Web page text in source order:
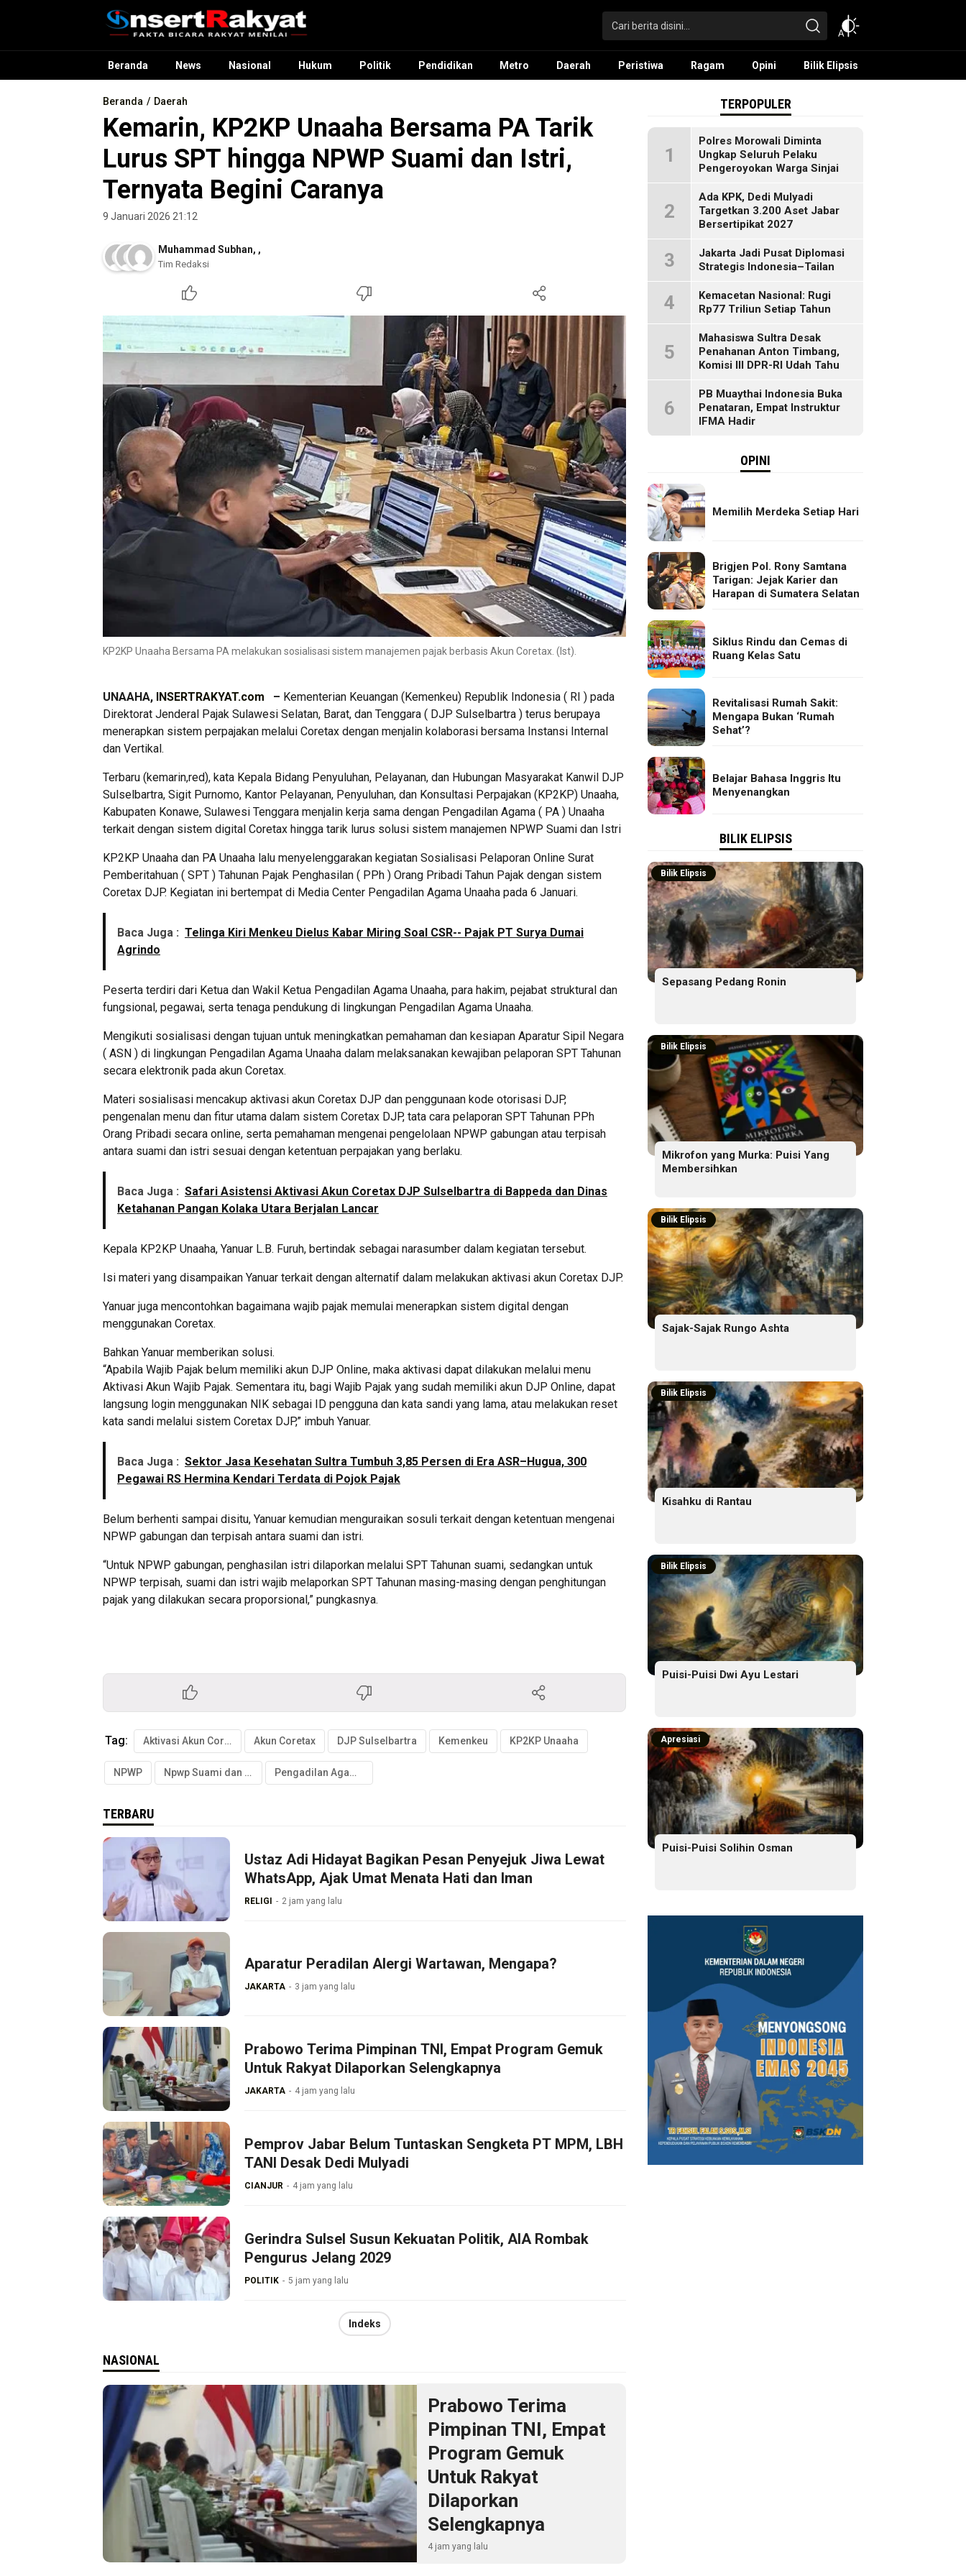
InsertRakyat.com
Fakta Bicara Rakyat Menilai
Beranda News Nasional Hukum Politik Pendidikan Metro Daerah Peristiwa Ragam Opini Bilik Elipsis
Beranda Daerah
Kemarin, KP2KP Unaaha Bersama PA Tarik
Lurus SPT hingga NPWP Suami dan Istri,
Ternyata Begini Caranya
9 Januari 2026 21:12
Muhammad Subhan, ,
Tim Redaksi
KP2KP Unaaha Bersama PA melakukan sosialisasi sistem manajemen pajak berbasis Akun Coretax. (Ist).
UNAAHA, INSERTRAKYAT.com – Kementerian Keuangan (Kemenkeu) Republik Indonesia ( RI ) pada
Direktorat Jenderal Pajak Sulawesi Selatan, Barat, dan Tenggara ( DJP Sulselbartra ) terus berupaya
menerapkan sistem perpajakan melalui Coretax dengan menjalin kolaborasi bersama Instansi Internal
dan Vertikal.
Terbaru (kemarin,red), kata Kepala Bidang Penyuluhan, Pelayanan, dan Hubungan Masyarakat Kanwil DJP
Sulselbartra, Sigit Purnomo, Kantor Pelayanan, Penyuluhan, dan Konsultasi Perpajakan (KP2KP) Unaaha,
Kabupaten Konawe, Sulawesi Tenggara menjalin kerja sama dengan Pengadilan Agama ( PA ) Unaaha
terkait dengan sistem digital Coretax hingga tarik lurus solusi sistem manajemen NPWP Suami dan Istri
KP2KP Unaaha dan PA Unaaha lalu menyelenggarakan kegiatan Sosialisasi Pelaporan Online Surat
Pemberitahuan ( SPT ) Tahunan Pajak Penghasilan ( PPh ) Orang Pribadi Tahun Pajak dengan sistem
Coretax DJP. Kegiatan ini bertempat di Media Center Pengadilan Agama Unaaha pada 6 Januari.
Baca Juga : Telinga Kiri Menkeu Dielus Kabar Miring Soal CSR-- Pajak PT Surya Dumai
Agrindo
Peserta terdiri dari Ketua dan Wakil Ketua Pengadilan Agama Unaaha, para hakim, pejabat struktural dan
fungsional, pegawai, serta tenaga pendukung di lingkungan Pengadilan Agama Unaaha.
Mengikuti sosialisasi dengan tujuan untuk meningkatkan pemahaman dan kesiapan Aparatur Sipil Negara
( ASN ) di lingkungan Pengadilan Agama Unaaha dalam melaksanakan kewajiban pelaporan SPT Tahunan
secara elektronik pada akun Coretax.
Materi sosialisasi mencakup aktivasi akun Coretax DJP dan penggunaan kode otorisasi DJP,
pengenalan menu dan fitur utama dalam sistem Coretax DJP, tata cara pelaporan SPT Tahunan PPh
Orang Pribadi secara online, serta pemahaman mengenai pengelolaan NPWP gabungan atau terpisah
antara suami dan istri sesuai dengan ketentuan perpajakan yang berlaku.
Baca Juga : Safari Asistensi Aktivasi Akun Coretax DJP Sulselbartra di Bappeda dan Dinas
Ketahanan Pangan Kolaka Utara Berjalan Lancar
Kepala KP2KP Unaaha, Yanuar L.B. Furuh, bertindak sebagai narasumber dalam kegiatan tersebut.
Isi materi yang disampaikan Yanuar terkait dengan alternatif dalam melakukan aktivasi akun Coretax DJP.
Yanuar juga mencontohkan bagaimana wajib pajak memulai menerapkan sistem digital dengan
menggunakan Coretax.
Bahkan Yanuar memberikan solusi.
“Apabila Wajib Pajak belum memiliki akun DJP Online, maka aktivasi dapat dilakukan melalui menu
Aktivasi Akun Wajib Pajak. Sementara itu, bagi Wajib Pajak yang sudah memiliki akun DJP Online, dapat
langsung login menggunakan NIK sebagai ID pengguna dan kata sandi yang lama, atau melakukan reset
kata sandi melalui sistem Coretax DJP,” imbuh Yanuar.
Baca Juga : Sektor Jasa Kesehatan Sultra Tumbuh 3,85 Persen di Era ASR–Hugua, 300
Pegawai RS Hermina Kendari Terdata di Pojok Pajak
Belum berhenti sampai disitu, Yanuar kemudian menguraikan sosuli terkait dengan ketentuan mengenai
NPWP gabungan dan terpisah antara suami dan istri.
“Untuk NPWP gabungan, penghasilan istri dilaporkan melalui SPT Tahunan suami, sedangkan untuk
NPWP terpisah, suami dan istri wajib melaporkan SPT Tahunan masing-masing dengan penghitungan
pajak yang dilakukan secara proporsional,” pungkasnya.
Tag: Aktivasi Akun Coretax Akun Coretax DJP Sulselbartra Kemenkeu KP2KP Unaaha
NPWP Npwp Suami dan Istri Pengadilan Agama
TERBARU
Ustaz Adi Hidayat Bagikan Pesan Penyejuk Jiwa Lewat
WhatsApp, Ajak Umat Menata Hati dan Iman
RELIGI 2 jam yang lalu
Aparatur Peradilan Alergi Wartawan, Mengapa?
JAKARTA 3 jam yang lalu
Prabowo Terima Pimpinan TNI, Empat Program Gemuk
Untuk Rakyat Dilaporkan Selengkapnya
JAKARTA 4 jam yang lalu
Pemprov Jabar Belum Tuntaskan Sengketa PT MPM, LBH
TANI Desak Dedi Mulyadi
CIANJUR 4 jam yang lalu
Gerindra Sulsel Susun Kekuatan Politik, AIA Rombak
Pengurus Jelang 2029
POLITIK 5 jam yang lalu
Indeks
NASIONAL
Prabowo Terima
Pimpinan TNI, Empat
Program Gemuk
Untuk Rakyat
Dilaporkan
Selengkapnya
4 jam yang lalu
TERPOPULER
1
Polres Morowali Diminta
Ungkap Seluruh Pelaku
Pengeroyokan Warga Sinjai
2
Ada KPK, Dedi Mulyadi
Targetkan 3.200 Aset Jabar
Bersertipikat 2027
3
Jakarta Jadi Pusat Diplomasi
Strategis Indonesia–Tailan
4
Kemacetan Nasional: Rugi
Rp77 Triliun Setiap Tahun
5
Mahasiswa Sultra Desak
Penahanan Anton Timbang,
Komisi III DPR-RI Udah Tahu
6
PB Muaythai Indonesia Buka
Penataran, Empat Instruktur
IFMA Hadir
OPINI
Memilih Merdeka Setiap Hari
Brigjen Pol. Rony Samtana
Tarigan: Jejak Karier dan
Harapan di Sumatera Selatan
Siklus Rindu dan Cemas di
Ruang Kelas Satu
Revitalisasi Rumah Sakit:
Mengapa Bukan ‘Rumah
Sehat’?
Belajar Bahasa Inggris Itu
Menyenangkan
BILIK ELIPSIS
Bilik Elipsis
Sepasang Pedang Ronin
Bilik Elipsis
Mikrofon yang Murka: Puisi Yang
Membersihkan
Bilik Elipsis
Sajak-Sajak Rungo Ashta
Bilik Elipsis
Kisahku di Rantau
Bilik Elipsis
Puisi-Puisi Dwi Ayu Lestari
Apresiasi
Puisi-Puisi Solihin Osman